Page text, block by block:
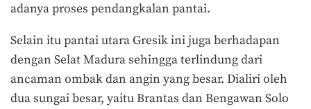
adanya proses pendangkalan pantai.
Selain itu pantai utara Gresik ini juga berhadapan
dengan Selat Madura sehingga terlindung dari
ancaman ombak dan angin yang besar. Dialiri oleh
dua sungai besar, yaitu Brantas dan Bengawan Solo